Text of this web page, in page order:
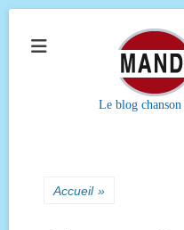
Le blog
Accueil »